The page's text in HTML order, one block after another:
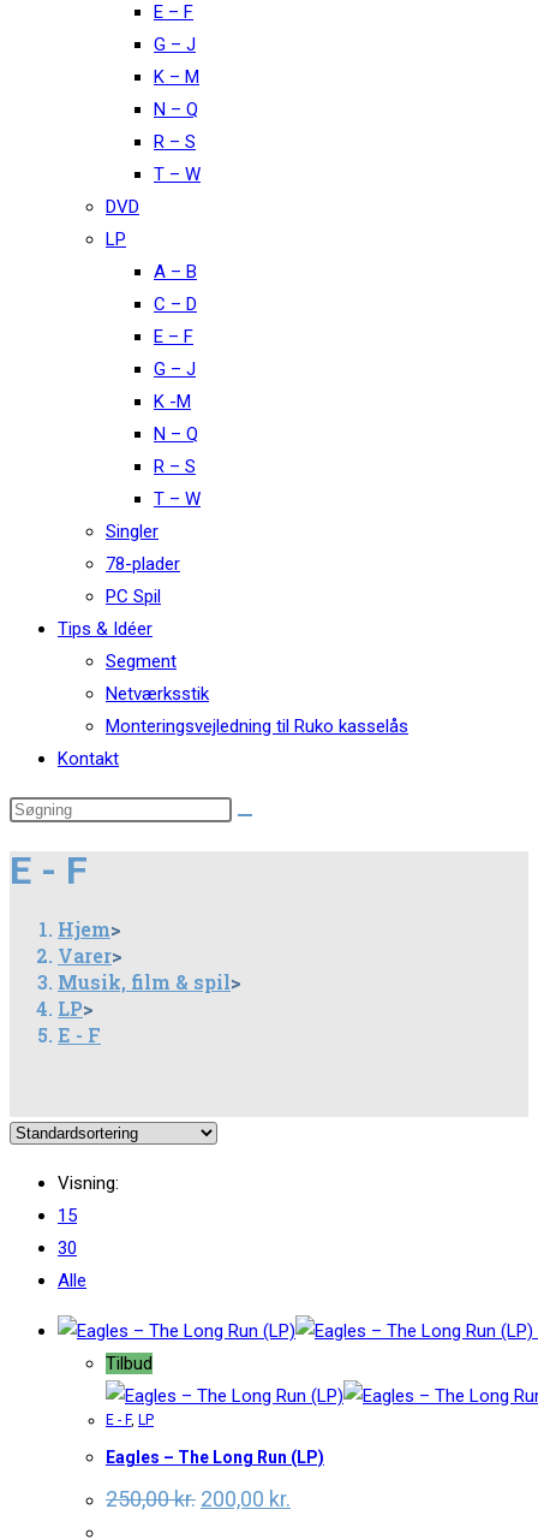
E – F
G – J
K – M
N – Q
R – S
T – W
DVD
LP
A – B
C – D
E – F
G – J
K -M
N – Q
R – S
T – W
Singler
78-plader
PC Spil
Tips & Idéer
Segment
Netværksstik
Monteringsvejledning til Ruko kasselås
Kontakt
E - F
Hjem>
Varer>
Musik, film & spil>
LP>
E - F
Visning:
15
30
Alle
Tilbud
E - F, LP
Eagles – The Long Run (LP)
250,00kr. Original
price
200,00 kr.
price